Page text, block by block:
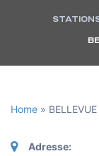
Home »
Adresse: